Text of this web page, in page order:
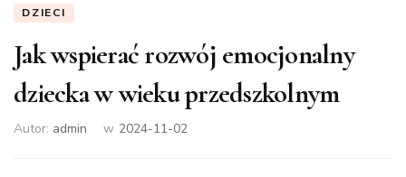
DZIECI
Jak wspierać rozwój emocjonalny
dziecka w wieku przedszkolnym
Autor: admin w 2024-11-02